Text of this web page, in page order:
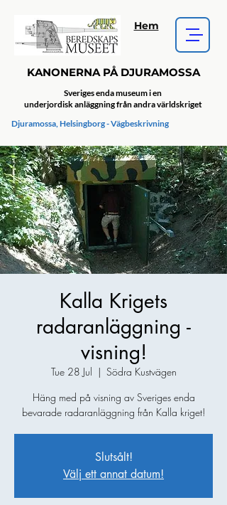
KANONERNA PÅ DJURAMOSSA
Djuramossa, Helsingborg - Vägbeskrivning
Sveriges enda museum i en
underjordisk anläggning från andra världskriget
Hem
Kalla Krigets
radaranläggning -
visning!
Tue 28 Jul
  |
Södra Kustvägen
Häng med på visning av Sveriges enda
bevarade radaranläggning från Kalla kriget!
Slutsålt!
Välj ett annat datum!